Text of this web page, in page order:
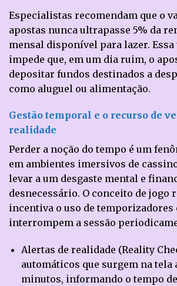
Especialistas recomendam que o
apostas nunca ultrapasse 5% da
mensal disponível para lazer.
impede que, em um dia ruim, o
depositar fundos destinados a
como aluguel ou alimentação.
Gestão temporal e o recurso de
realidade
Perder a noção do tempo é um
em ambientes imersivos de
levar a um desgaste mental e
desnecessário. O conceito de jogo
incentiva o uso de temporizadores
interrompem a sessão
Alertas de realidade (Reality
automáticos que surgem na tela
minutos, informando o tempo